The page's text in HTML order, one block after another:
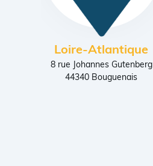
Loire-Atlantique
8 rue Johannes Gutenberg
44340 Bouguenais